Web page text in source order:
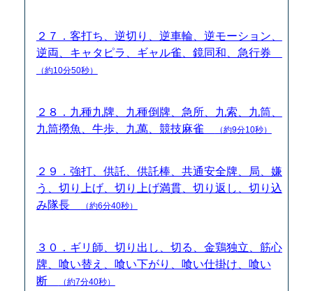
２７．客打ち、逆切り、逆車輪、逆モーション、
逆両、キャタピラ、ギャル雀、鏡同和、急行券
（約10分50秒）
２８．九種九牌、九種倒牌、急所、九索、九筒、
九筒撈魚、牛歩、九萬、競技麻雀
（約9分10秒）
２９．強打、供託、供託棒、共通安全牌、局、嫌
う、切り上げ、切り上げ満貫、切り返し、切り込
み隊長
（約6分40秒）
３０．ギリ師、切り出し、切る、金鶏独立、筋心
牌、喰い替え、喰い下がり、喰い仕掛け、喰い
断
（約7分40秒）